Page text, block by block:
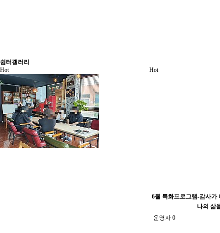
쉼터갤러리
Hot
Hot
6월 특화프로그램-감사가
나의 삶
운영자 0